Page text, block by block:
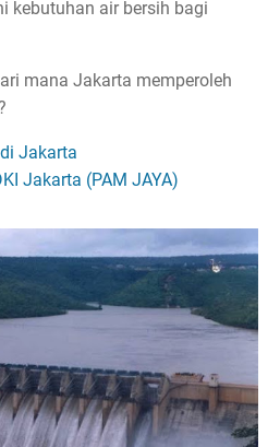
kebutuhan air bersih bagi
mana Jakarta memperoleh
Jakarta
Jakarta (PAM JAYA)